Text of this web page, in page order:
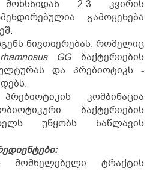
2-3 კვირის
გამოყენება
ნივთიერებას, რომელიც
GG ბაქტერიების
და პრებიოტიკს -
კომბინაცია
ბაქტერიების
უწყობს ნაწლავის
მომნელებელი ტრაქტის